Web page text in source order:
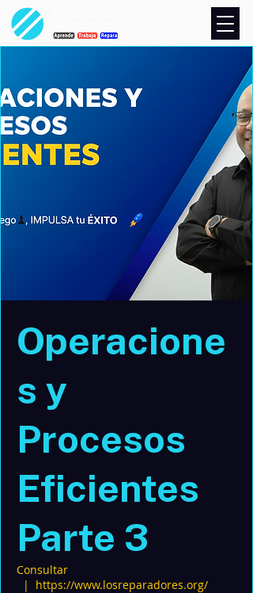
Operacione
s y
Procesos
Eficientes
Parte 3
Consultar
  |
https://www.losreparadores.org/